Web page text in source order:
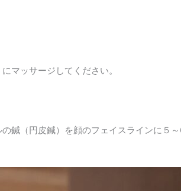
マッサージしてください。
鍼（円皮鍼）を顔のフェイスラインに５